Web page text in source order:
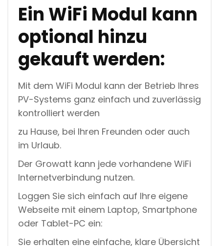
Ein WiFi Modul kann
optional hinzu
gekauft werden:
Mit dem WiFi Modul kann der Betrieb Ihres
PV-Systems ganz einfach und zuverlässig
kontrolliert werden
zu Hause, bei Ihren Freunden oder auch
im Urlaub.
Der Growatt kann jede vorhandene WiFi
Internetverbindung nutzen.
Loggen Sie sich einfach auf Ihre eigene
Webseite mit einem Laptop, Smartphone
oder Tablet-PC ein:
Sie erhalten eine einfache, klare Übersicht